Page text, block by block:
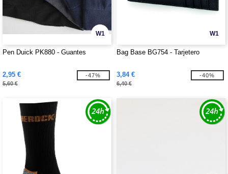
W1
Pen Duick PK880 - Guantes
2,95 €
5,60 €
-47%
W1
Bag Base BG754 - Tarjetero
3,84 €
6,40 €
-40%